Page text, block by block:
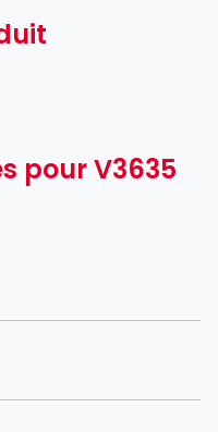
pour V3635